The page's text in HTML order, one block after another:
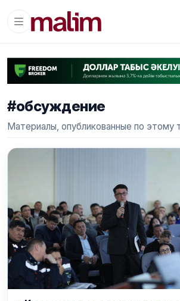
#обсуждение
Материалы, опубликованные по этому